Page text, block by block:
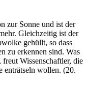
zur Sonne und ist der
Gleichzeitig ist der
gehüllt, so dass
zu erkennen sind. Was
Wissenschaftler, die
enträtseln wollen. (20.